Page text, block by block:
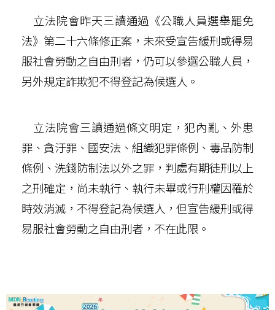
立法院會昨天三讀通過《公職人員選舉罷免
法》第二十六條修正案，未來受宣告緩刑或得易
服社會勞動之自由刑者，仍可以參選公職人員，
另外規定詐欺犯不得登記為候選人。
立法院會三讀通過條文明定，犯內亂、外患
罪、貪汙罪、國安法、組織犯罪條例、毒品防制
條例、洗錢防制法以外之罪，判處有期徒刑以上
之刑確定，尚未執行、執行未畢或行刑權因罹於
時效消滅，不得登記為候選人，但宣告緩刑或得
易服社會勞動之自由刑者，不在此限。